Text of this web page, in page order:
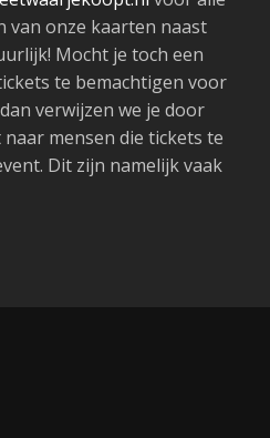
van onze kaarten naast
Mocht je toch een
te bemachtigen voor
verwijzen we je door
mensen die tickets te
Dit zijn namelijk vaak